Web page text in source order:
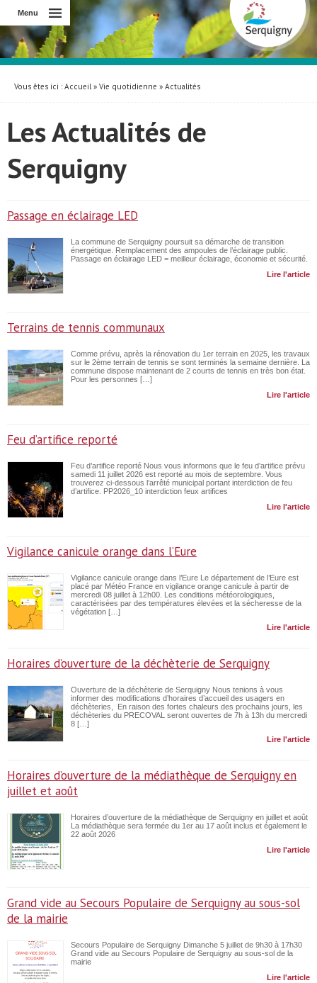
Menu
Vous êtes ici :Accueil» Vie quotidienne » Actualités
Les Actualités de
Serquigny
Passage en éclairage LED
La commune de Serquigny poursuit sa démarche de transition
énergétique. Remplacement des ampoules de l’éclairage public.
Passage en éclairage LED = meilleur éclairage, économie et sécurité.
Lire l'article
Terrains de tennis communaux
Comme prévu, après la rénovation du 1er terrain en 2025, les travaux
sur le 2ème terrain de tennis se sont terminés la semaine dernière. La
commune dispose maintenant de 2 courts de tennis en très bon état.
Pour les personnes […]
Lire l'article
Feu d’artifice reporté
Feu d’artifice reporté Nous vous informons que le feu d’artifice prévu
samedi 11 juillet 2026 est reporté au mois de septembre. Vous
trouverez ci-dessous l’arrêté municipal portant interdiction de feu
d’artifice. PP2026_10 interdiction feux artifices
Lire l'article
Vigilance canicule orange dans l’Eure
Vigilance canicule orange dans l’Eure Le département de l’Eure est
placé par Météo France en vigilance orange canicule à partir de
mercredi 08 juillet à 12h00. Les conditions météorologiques,
caractérisées par des températures élevées et la sécheresse de la
végétation […]
Lire l'article
Horaires d’ouverture de la déchèterie de Serquigny
Ouverture de la déchèterie de Serquigny Nous tenions à vous
informer des modifications d’horaires d’accueil des usagers en
déchèteries, En raison des fortes chaleurs des prochains jours, les
déchèteries du PRECOVAL seront ouvertes de 7h à 13h du mercredi
8 […]
Lire l'article
Horaires d’ouverture de la médiathèque de Serquigny en
juillet et août
Horaires d’ouverture de la médiathèque de Serquigny en juillet et août
La médiathèque sera fermée du 1er au 17 août inclus et également le
22 août 2026
Lire l'article
Grand vide au Secours Populaire de Serquigny au sous-sol
de la mairie
Secours Populaire de Serquigny Dimanche 5 juillet de 9h30 à 17h30
Grand vide au Secours Populaire de Serquigny au sous-sol de la
mairie
Lire l'article